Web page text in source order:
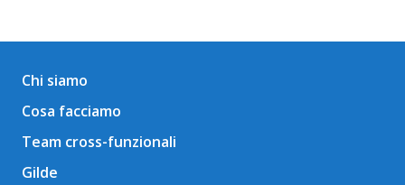
Chi siamo
Cosa facciamo
Team cross-funzionali
Gilde